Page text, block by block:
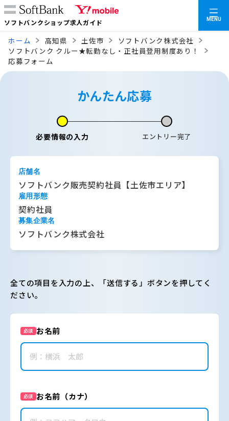
ソフトバンクショップ求人ガイド MENU
ホーム 高知県 土佐市
ソフトバンク株式会社
ソフトバンク クルー★転勤なし・正社員登用制度あり！
応募フォーム
かんたん応募
必要情報の入力 エントリー完了
店舗名
ソフトバンク販売契約社員【土佐市エリア】
雇用形態
契約社員
募集企業名
ソフトバンク株式会社
全ての項目を入力の上、「送信する」ボタンを押してく
ださい。
必須 お名前
必須 お名前（カナ）